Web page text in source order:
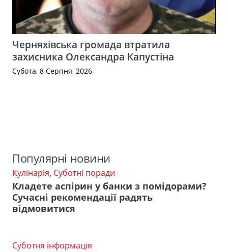
Черняхівська громада втратила
захисника Олександра Капустіна
Субота, 8 Серпня, 2026
Популярні новини
Кулінарія, Суботні поради
Кладете аспірин у банки з помідорами?
Сучасні рекомендації радять
відмовитися
Суботня інформація